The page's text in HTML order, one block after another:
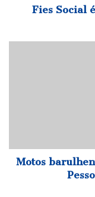
Fies Social
Pessoa
Motos